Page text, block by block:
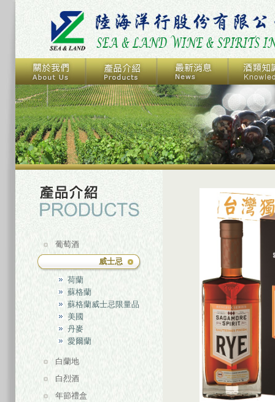
葡萄酒
威士忌
荷蘭
蘇格蘭
蘇格蘭威士忌限量品
美國
丹麥
愛爾蘭
白蘭地
白烈酒
年節禮盒